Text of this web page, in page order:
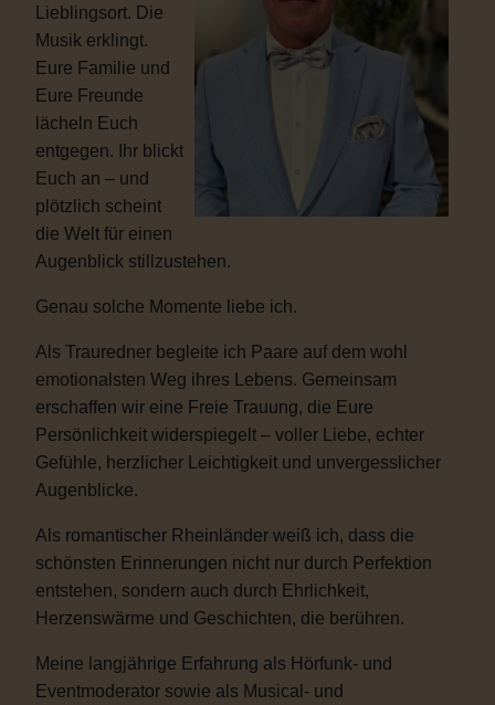
Lieblingsort. Die
Musik erklingt.
Eure Familie und
Eure Freunde
lächeln Euch
entgegen. Ihr blickt
Euch an – und
plötzlich scheint
die Welt für einen
Augenblick stillzustehen.
Genau solche Momente liebe ich.
Als Trauredner begleite ich Paare auf dem wohl
emotionalsten Weg ihres Lebens. Gemeinsam
erschaffen wir eine Freie Trauung, die Eure
Persönlichkeit widerspiegelt – voller Liebe, echter
Gefühle, herzlicher Leichtigkeit und unvergesslicher
Augenblicke.
Als romantischer Rheinländer weiß ich, dass die
schönsten Erinnerungen nicht nur durch Perfektion
entstehen, sondern auch durch Ehrlichkeit,
Herzenswärme und Geschichten, die berühren.
Meine langjährige Erfahrung als Hörfunk- und
Eventmoderator sowie als Musical- und